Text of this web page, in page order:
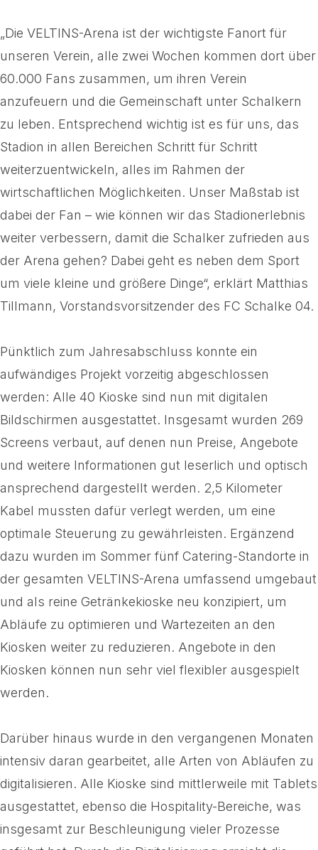
„Die VELTINS-Arena ist der wichtigste Fanort für
unseren Verein, alle zwei Wochen kommen dort über
60.000 Fans zusammen, um ihren Verein
anzufeuern und die Gemeinschaft unter Schalkern
zu leben. Entsprechend wichtig ist es für uns, das
Stadion in allen Bereichen Schritt für Schritt
weiterzuentwickeln, alles im Rahmen der
wirtschaftlichen Möglichkeiten. Unser Maßstab ist
dabei der Fan – wie können wir das Stadionerlebnis
weiter verbessern, damit die Schalker zufrieden aus
der Arena gehen? Dabei geht es neben dem Sport
um viele kleine und größere Dinge“, erklärt Matthias
Tillmann, Vorstandsvorsitzender des FC Schalke 04.
Pünktlich zum Jahresabschluss konnte ein
aufwändiges Projekt vorzeitig abgeschlossen
werden: Alle 40 Kioske sind nun mit digitalen
Bildschirmen ausgestattet. Insgesamt wurden 269
Screens verbaut, auf denen nun Preise, Angebote
und weitere Informationen gut leserlich und optisch
ansprechend dargestellt werden. 2,5 Kilometer
Kabel mussten dafür verlegt werden, um eine
optimale Steuerung zu gewährleisten. Ergänzend
dazu wurden im Sommer fünf Catering-Standorte in
der gesamten VELTINS-Arena umfassend umgebaut
und als reine Getränkekioske neu konzipiert, um
Abläufe zu optimieren und Wartezeiten an den
Kiosken weiter zu reduzieren. Angebote in den
Kiosken können nun sehr viel flexibler ausgespielt
werden.
Darüber hinaus wurde in den vergangenen Monaten
intensiv daran gearbeitet, alle Arten von Abläufen zu
digitalisieren. Alle Kioske sind mittlerweile mit Tablets
ausgestattet, ebenso die Hospitality-Bereiche, was
insgesamt zur Beschleunigung vieler Prozesse